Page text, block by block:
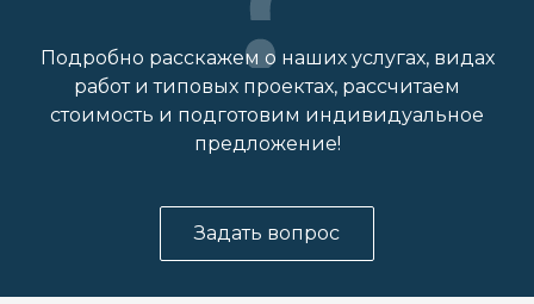
Подробно расскажем о наших услугах, видах
работ и типовых проектах, рассчитаем
стоимость и подготовим индивидуальное
предложение!
Задать вопрос